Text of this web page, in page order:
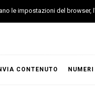
CONTENUTO NUMERI
le impostazioni del